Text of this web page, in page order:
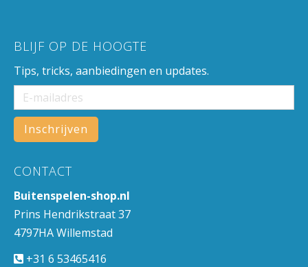
BLIJF OP DE HOOGTE
Tips, tricks, aanbiedingen en updates.
CONTACT
Buitenspelen-shop.nl
Prins Hendrikstraat 37
4797HA Willemstad
+31 6 53465416